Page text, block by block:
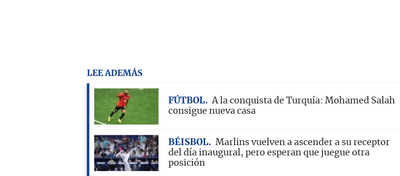
LEE ADEMÁS
FÚTBOL
A la conquista de Turquía: Mohamed Salah
consigue nueva casa
BÉISBOL
Marlins vuelven a ascender a su receptor
del día inaugural, pero esperan que juegue otra
posición